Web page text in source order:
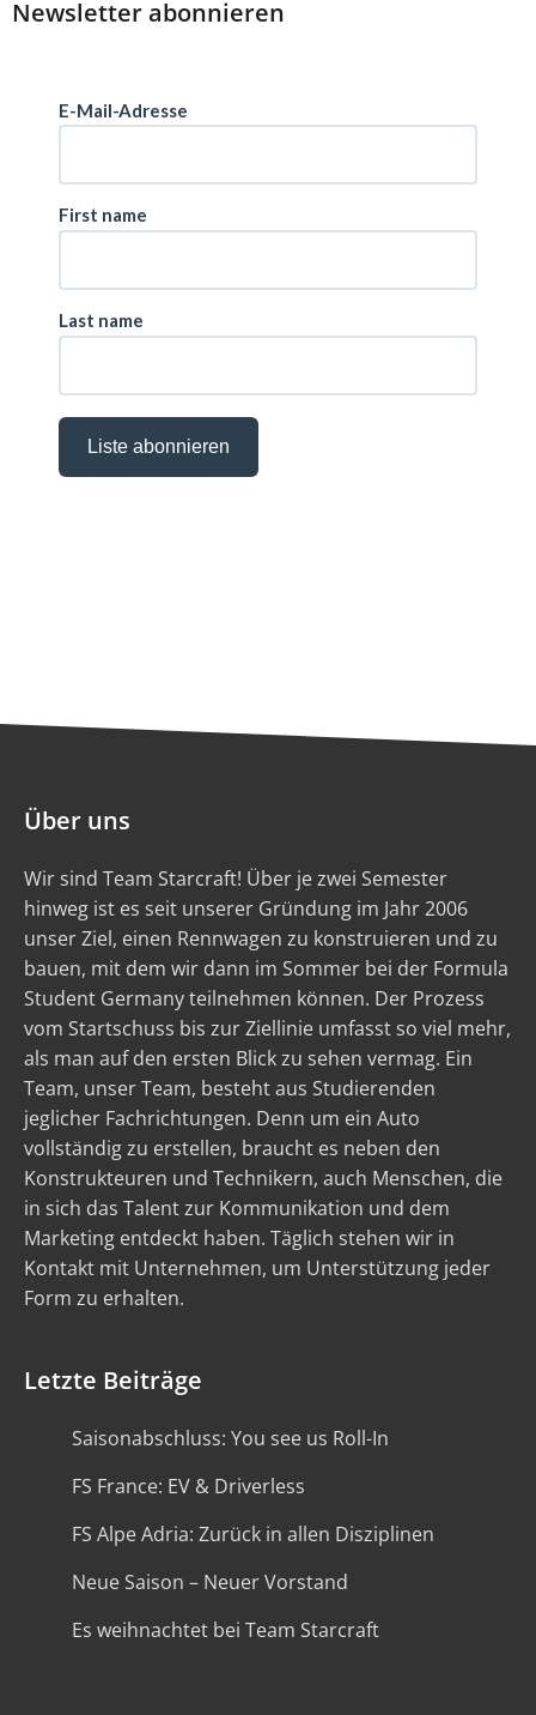
Newsletter abonnieren
Über uns
Wir sind Team Starcraft! Über je zwei Semester
hinweg ist es seit unserer Gründung im Jahr 2006
unser Ziel, einen Rennwagen zu konstruieren und zu
bauen, mit dem wir dann im Sommer bei der Formula
Student Germany teilnehmen können. Der Prozess
vom Startschuss bis zur Ziellinie umfasst so viel mehr,
als man auf den ersten Blick zu sehen vermag. Ein
Team, unser Team, besteht aus Studierenden
jeglicher Fachrichtungen. Denn um ein Auto
vollständig zu erstellen, braucht es neben den
Konstrukteuren und Technikern, auch Menschen, die
in sich das Talent zur Kommunikation und dem
Marketing entdeckt haben. Täglich stehen wir in
Kontakt mit Unternehmen, um Unterstützung jeder
Form zu erhalten.
Letzte Beiträge
Saisonabschluss: You see us Roll-In
FS France: EV & Driverless
FS Alpe Adria: Zurück in allen Disziplinen
Neue Saison – Neuer Vorstand
Es weihnachtet bei Team Starcraft